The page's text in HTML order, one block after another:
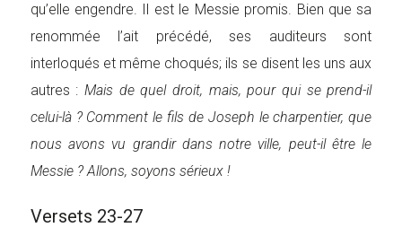
qu’elle engendre. Il est le Messie promis. Bien que sa
renommée l’ait précédé, ses auditeurs sont
interloqués et même choqués; ils se disent les uns aux
autres :Mais de quel droit, mais, pour qui se prend-il
celui-là ? Comment le fils de Joseph le charpentier, que
nous avons vu grandir dans notre ville, peut-il être le
Messie ? Allons, soyons sérieux !
Versets 23-27